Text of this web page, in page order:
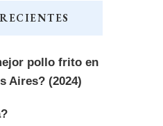
pollo frito en
Aires? (2024)